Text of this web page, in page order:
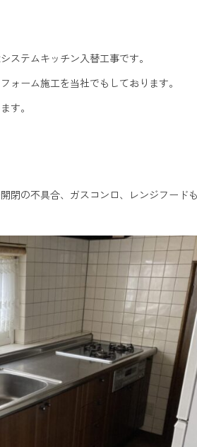
ステムキッチン入替工事です。
ォーム施工を当社でもしております。
す。
閉の不具合、ガスコンロ、レンジフード